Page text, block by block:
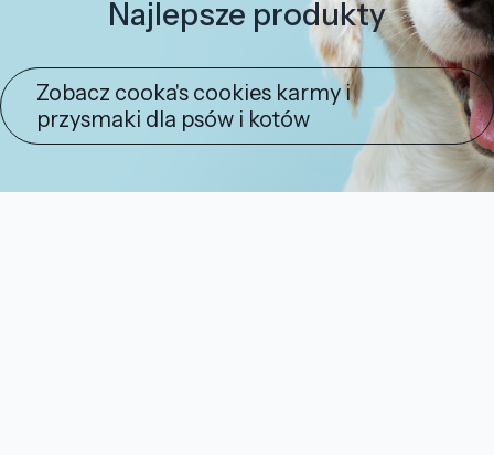
Najlepsze produkty
Zobacz cooka's cookies karmy i
przysmaki dla psów i kotów